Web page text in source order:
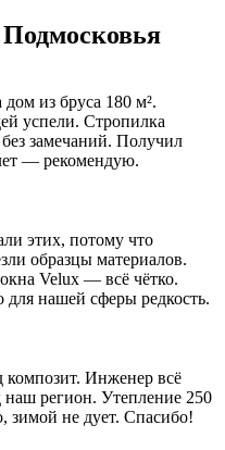
из бруса 180 м².
успели. Стропилка
без замечаний. Получил
— рекомендую.
этих, потому что
образцы материалов.
Velux — всё чётко.
для нашей сферы редкость.
композит. Инженер всё
наш регион. Утепление 250
зимой не дует. Спасибо!